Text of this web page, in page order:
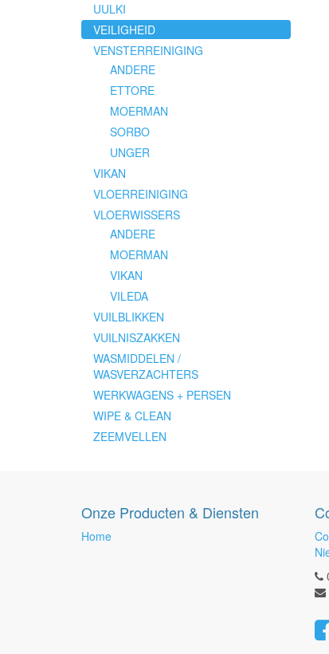
UULKI
VEILIGHEID
VENSTERREINIGING
ANDERE
ETTORE
MOERMAN
SORBO
UNGER
VIKAN
VLOERREINIGING
VLOERWISSERS
ANDERE
MOERMAN
VIKAN
VILEDA
VUILBLIKKEN
VUILNISZAKKEN
WASMIDDELEN /
WASVERZACHTERS
WERKWAGENS + PERSEN
WIPE & CLEAN
ZEEMVELLEN
Onze Producten & Diensten
Home